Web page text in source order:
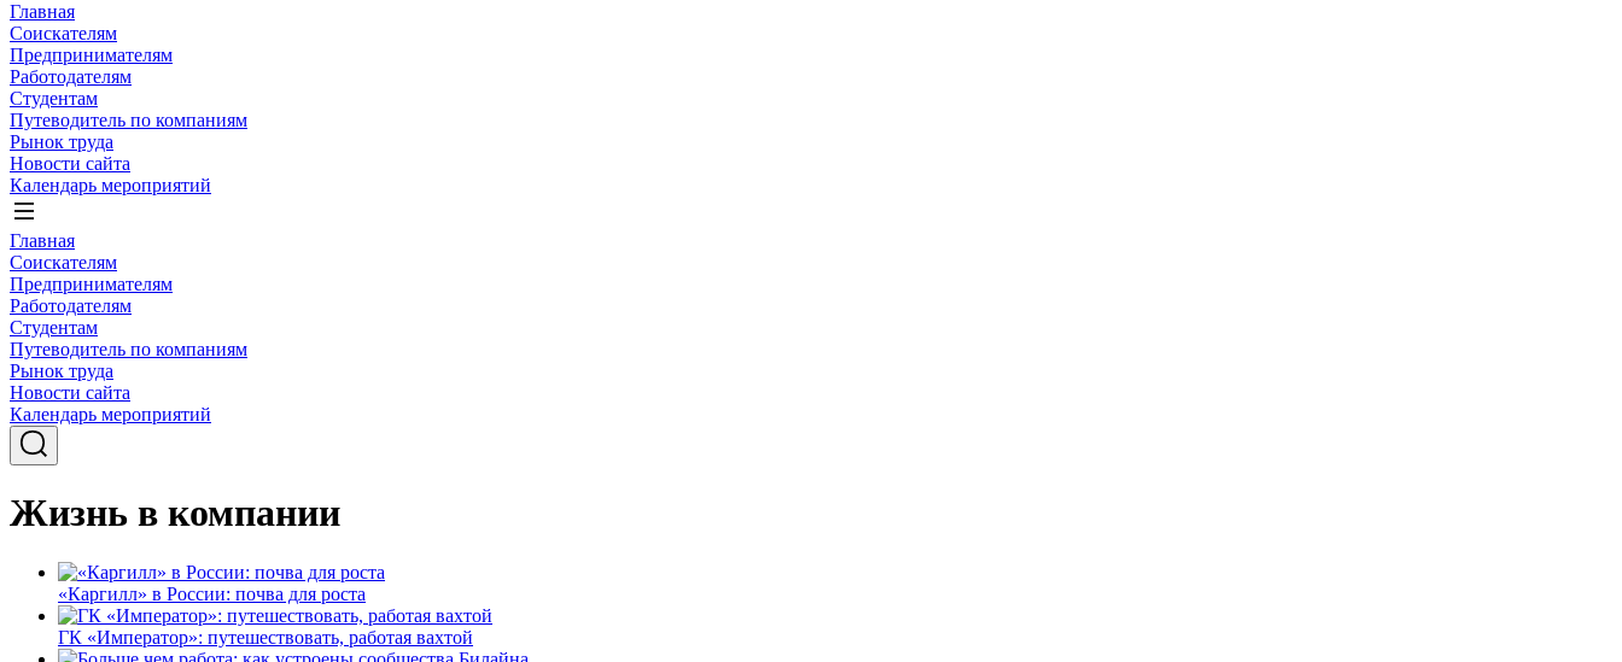
Главная
Соискателям
Предпринимателям
Работодателям
Студентам
Путеводитель по компаниям
Рынок труда
Новости сайта
Календарь мероприятий
Главная
Соискателям
Предпринимателям
Работодателям
Студентам
Путеводитель по компаниям
Рынок труда
Новости сайта
Календарь мероприятий
Жизнь в компании
«Каргилл» в России: почва для роста
ГК «Император»: путешествовать, работая вахтой